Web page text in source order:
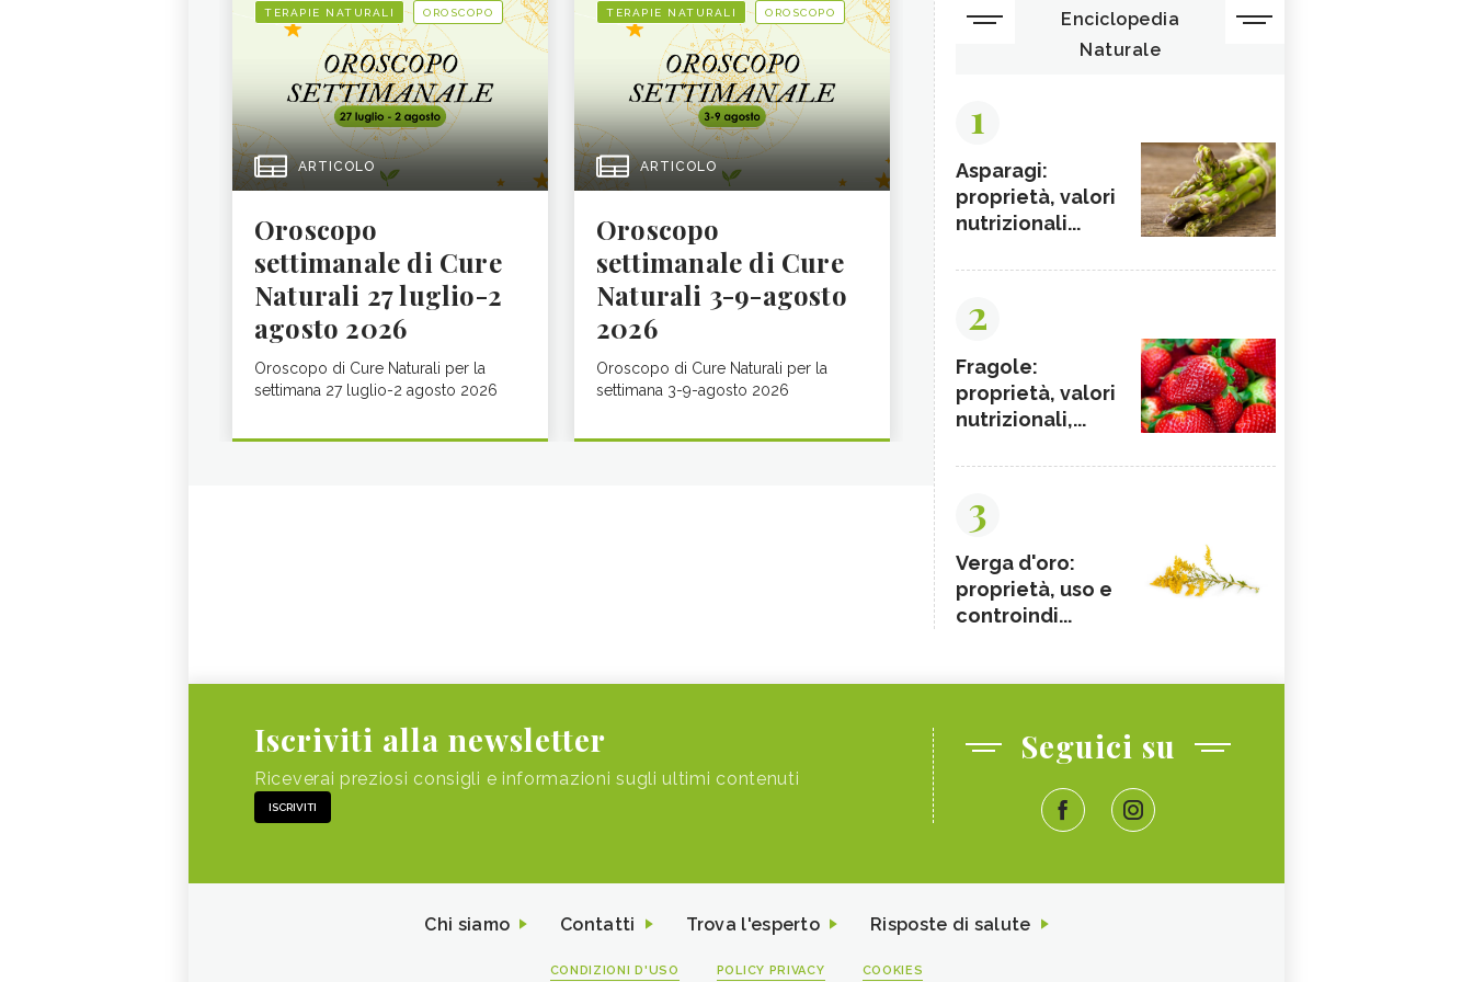
TERAPIE NATURALI OROSCOPO
ARTICOLO
Oroscopo
settimanale di Cure
Naturali 27 luglio-2
agosto 2026
Oroscopo di Cure Naturali per la
settimana 27 luglio-2 agosto 2026
TERAPIE NATURALI OROSCOPO
ARTICOLO
Oroscopo
settimanale di Cure
Naturali 3-9-agosto
2026
Oroscopo di Cure Naturali per la
settimana 3-9-agosto 2026
Enciclopedia
Naturale
1
Asparagi:
proprietà, valori
nutrizionali...
2
Fragole:
proprietà, valori
nutrizionali,...
3
Verga d'oro:
proprietà, uso e
controindi...
Iscriviti alla newsletter
Riceverai preziosi consigli e informazioni sugli ultimi contenuti
ISCRIVITI
Seguici su
Chi siamo Contatti Trova l'esperto Risposte di salute
CONDIZIONI D'USO POLICY PRIVACY COOKIES